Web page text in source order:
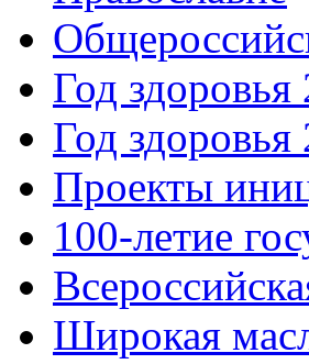
Год здоровья
Год здоровья
Проекты
100-летие
Широкая